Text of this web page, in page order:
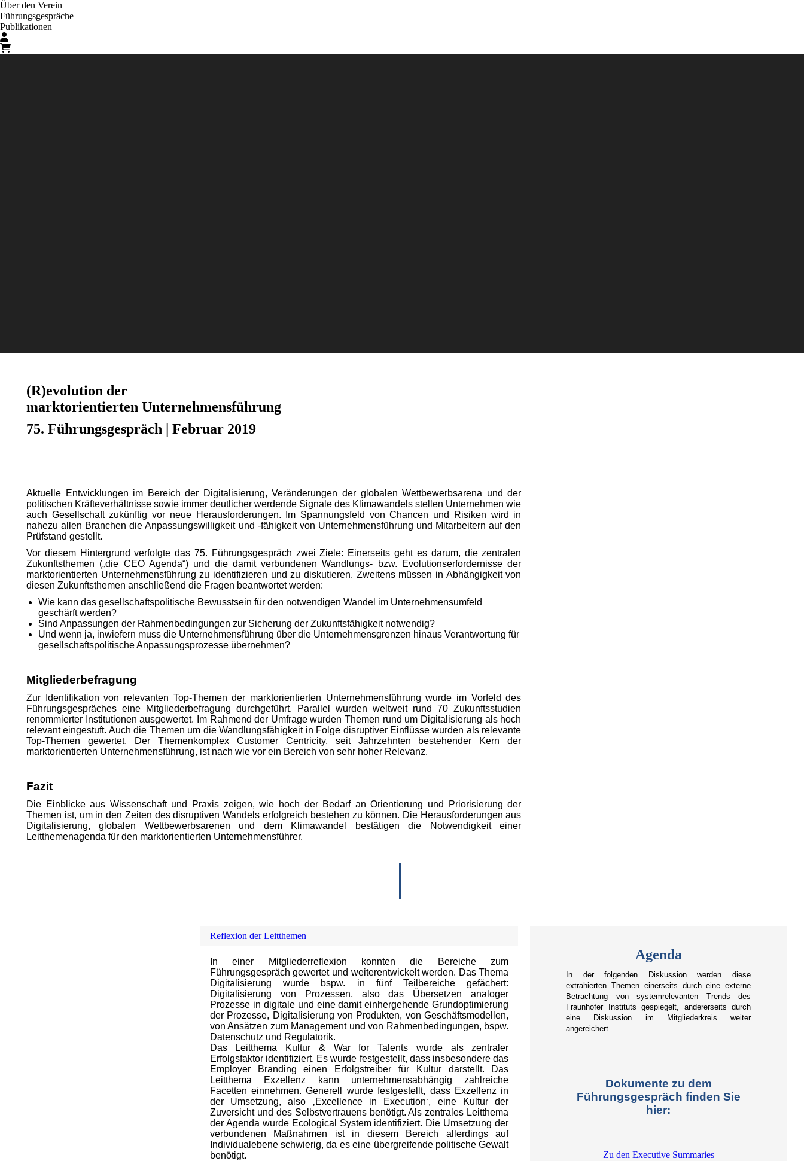
Über den Verein
Führungsgespräche
Publikationen
(R)evolution der
marktorientierten Unternehmensführung
75. Führungsgespräch | Februar 2019
Aktuelle Entwicklungen im Bereich der Digitalisierung, Veränderungen der globalen Wettbewerbsarena und der
politischen Kräfteverhältnisse sowie immer deutlicher werdende Signale des Klimawandels stellen Unternehmen wie
auch Gesellschaft zukünftig vor neue Herausforderungen. Im Spannungsfeld von Chancen und Risiken wird in
nahezu allen Branchen die Anpassungswilligkeit und -fähigkeit von Unternehmensführung und Mitarbeitern auf den
Prüfstand gestellt.
Vor diesem Hintergrund verfolgte das 75. Führungsgespräch zwei Ziele: Einerseits geht es darum, die zentralen
Zukunftsthemen („die CEO Agenda“) und die damit verbundenen Wandlungs- bzw. Evolutionserfordernisse der
marktorientierten Unternehmensführung zu identifizieren und zu diskutieren. Zweitens müssen in Abhängigkeit von
diesen Zukunftsthemen anschließend die Fragen beantwortet werden:
Wie kann das gesellschaftspolitische Bewusstsein für den notwendigen Wandel im Unternehmensumfeld
geschärft werden?
Sind Anpassungen der Rahmenbedingungen zur Sicherung der Zukunftsfähigkeit notwendig?
Und wenn ja, inwiefern muss die Unternehmensführung über die Unternehmensgrenzen hinaus Verantwortung für
gesellschaftspolitische Anpassungsprozesse übernehmen?
Mitgliederbefragung
Zur Identifikation von relevanten Top-Themen der marktorientierten Unternehmensführung wurde im Vorfeld des
Führungsgespräches eine Mitgliederbefragung durchgeführt. Parallel wurden weltweit rund 70 Zukunftsstudien
renommierter Institutionen ausgewertet. Im Rahmend der Umfrage wurden Themen rund um Digitalisierung als hoch
relevant eingestuft. Auch die Themen um die Wandlungsfähigkeit in Folge disruptiver Einflüsse wurden als relevante
Top-Themen gewertet. Der Themenkomplex Customer Centricity, seit Jahrzehnten bestehender Kern der
marktorientierten Unternehmensführung, ist nach wie vor ein Bereich von sehr hoher Relevanz.
Fazit
Die Einblicke aus Wissenschaft und Praxis zeigen, wie hoch der Bedarf an Orientierung und Priorisierung der
Themen ist, um in den Zeiten des disruptiven Wandels erfolgreich bestehen zu können. Die Herausforderungen aus
Digitalisierung, globalen Wettbewerbsarenen und dem Klimawandel bestätigen die Notwendigkeit einer
Leitthemenagenda für den marktorientierten Unternehmensführer.
Reflexion der Leitthemen
In einer Mitgliederreflexion konnten die Bereiche zum
Führungsgespräch gewertet und weiterentwickelt werden. Das Thema
Digitalisierung wurde bspw. in fünf Teilbereiche gefächert:
Digitalisierung von Prozessen, also das Übersetzen analoger
Prozesse in digitale und eine damit einhergehende Grundoptimierung
der Prozesse, Digitalisierung von Produkten, von Geschäftsmodellen,
von Ansätzen zum Management und von Rahmenbedingungen, bspw.
Datenschutz und Regulatorik.
Das Leitthema Kultur & War for Talents wurde als zentraler
Erfolgsfaktor identifiziert. Es wurde festgestellt, dass insbesondere das
Employer Branding einen Erfolgstreiber für Kultur darstellt. Das
Leitthema Exzellenz kann unternehmensabhängig zahlreiche
Facetten einnehmen. Generell wurde festgestellt, dass Exzellenz in
der Umsetzung, also ‚Excellence in Execution‘, eine Kultur der
Zuversicht und des Selbstvertrauens benötigt. Als zentrales Leitthema
der Agenda wurde Ecological System identifiziert. Die Umsetzung der
verbundenen Maßnahmen ist in diesem Bereich allerdings auf
Individualebene schwierig, da es eine übergreifende politische Gewalt
benötigt.
Agenda
In der folgenden Diskussion werden diese
extrahierten Themen einerseits durch eine externe
Betrachtung von systemrelevanten Trends des
Fraunhofer Instituts gespiegelt, andererseits durch
eine Diskussion im Mitgliederkreis weiter
angereichert.
Dokumente zu dem
Führungsgespräch finden Sie
hier:
Zu den Executive Summaries